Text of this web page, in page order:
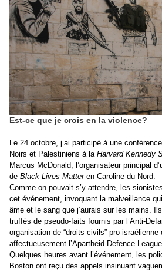
Est-ce que je crois en la violence?
Le 24 octobre, j’ai participé à une
Noirs et Palestiniens à la Harvard Kennedy
Marcus McDonald, l’organisateur principal
de Black Lives Matteren Caroline du Nord.
Comme on pouvait s’y attendre, les
cet événement, invoquant la malveillance
âme et le sang que j’aurais sur les mains.
truffés de pseudo-faits fournis par l’Anti-
organisation de “droits civils” pro-israélienne
affectueusement l’Apartheid Defence
Quelques heures avant l’événement, les
Boston ont reçu des appels insinuant